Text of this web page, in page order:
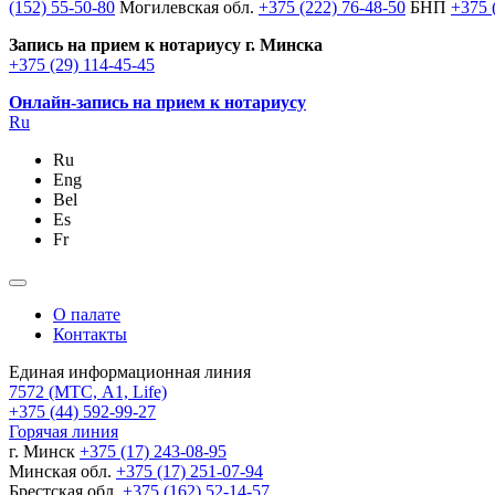
(152) 55-50-80 Могилевская обл. +375 (222) 76-48-50 БНП +375
Запись на прием к нотариусу г. Минска
+375 (29) 114-45-45
Онлайн-запись на прием к нотариусу
Ru
Ru
Eng
Bel
Es
Fr
О палате
Контакты
Единая информационная линия
7572 (МТС, A1, Life)
+375 (44) 592-99-27
Горячая линия
г. Минск +375 (17) 243-08-95
Минская обл. +375 (17) 251-07-94
Брестская обл. +375 (162) 52-14-57